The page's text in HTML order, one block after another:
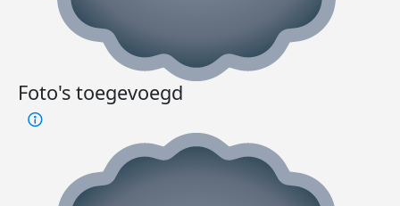
Foto's toegevoegd